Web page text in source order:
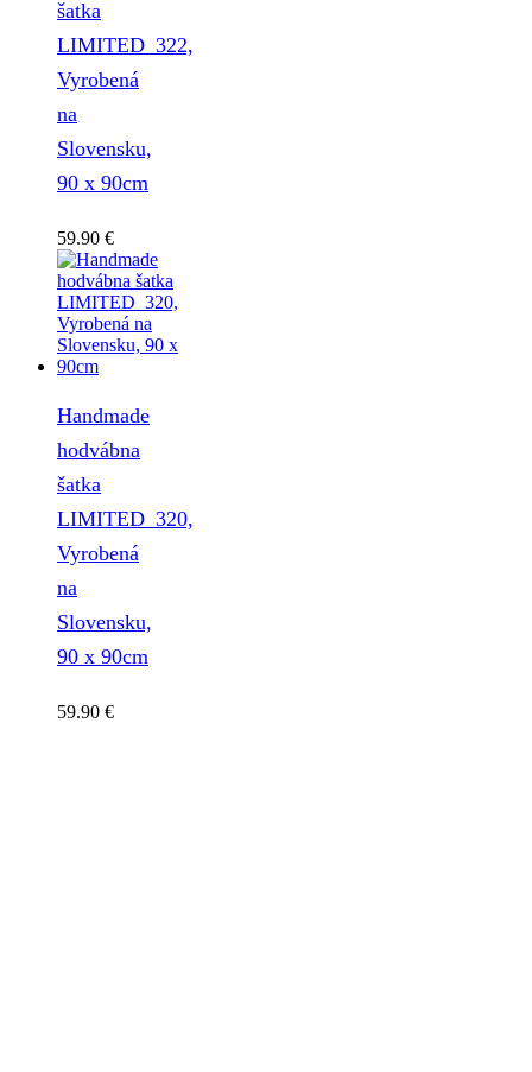
šatka
LIMITED_322,
Vyrobená
na
Slovensku,
90 x 90cm
59.90 €
Handmade
hodvábna
šatka
LIMITED_320,
Vyrobená
na
Slovensku,
90 x 90cm
59.90 €